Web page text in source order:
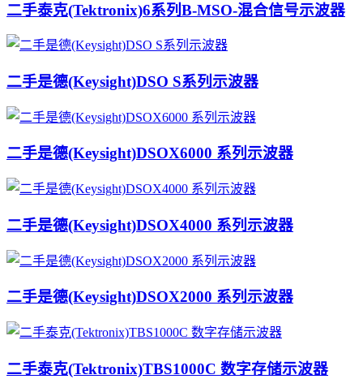
二手泰克(Tektronix)6系列B-MSO-混合信号示波器
二手是德(Keysight)DSO S系列示波器
二手是德(Keysight)DSOX6000 系列示波器
二手是德(Keysight)DSOX4000 系列示波器
二手是德(Keysight)DSOX2000 系列示波器
二手泰克(Tektronix)TBS1000C 数字存储示波器